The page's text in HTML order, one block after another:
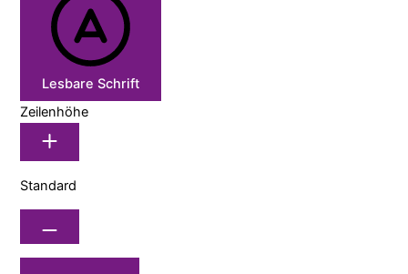
Lesbare Schrift
Zeilenhöhe
Standard